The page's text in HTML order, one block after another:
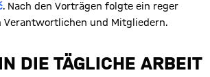
. Nach den Vorträgen folgte ein reger
Verantwortlichen und Mitgliedern.
DIE TÄGLICHE ARBEIT